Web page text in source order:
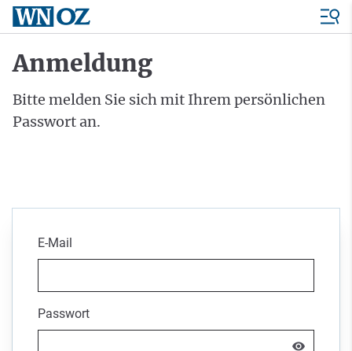
Anmeldung
Bitte melden Sie sich mit Ihrem persönlichen
Passwort an.
E-Mail
Passwort